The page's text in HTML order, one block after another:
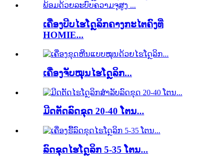
ເຄື່ອງບີບໄຮໂດຼລິກຄາງກະໄຕຄົງທີ່
HOMIE...
ເຄື່ອງຈັບໝຸນໄຮໂດຼລິກ...
ມີດຕັດລົດຂຸດ 20-40 ໂຕນ...
ລົດຂຸດໄຮໂດຼລິກ 5-35 ໂຕນ...